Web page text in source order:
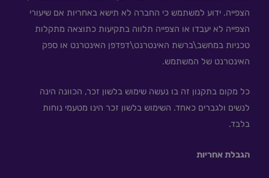
הצפייה. ידוע למשתמש כי החברה לא תישא באחריות אם שיעורי
הצפייה לא יעבדו או הצפייה תלווה בתקיעות כתוצאה מתקלות
טכניות במחשב\ברשת האינטרנט\דפדפן האינטרנט או ספק
האינטרנט של המשתמש.
כל מקום בתקנון זה בו נעשה שימוש בלשון זכר, הכוונה הינה
לנשים ולגברים כאחד. השימוש בלשון זכר הינו מטעמי נוחות
בלבד.
הגבלת אחריות